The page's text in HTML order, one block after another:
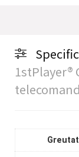
1stPlayer®